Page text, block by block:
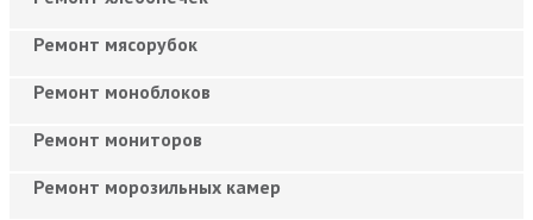
Ремонт мясорубок
Ремонт моноблоков
Ремонт мониторов
Ремонт морозильных камер